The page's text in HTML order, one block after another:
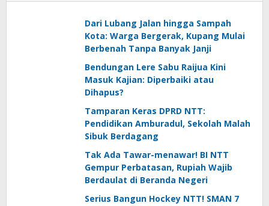
Dari Lubang Jalan hingga Sampah
Kota: Warga Bergerak, Kupang Mulai
Berbenah Tanpa Banyak Janji
Bendungan Lere Sabu Raijua Kini
Masuk Kajian: Diperbaiki atau
Dihapus?
Tamparan Keras DPRD NTT:
Pendidikan Amburadul, Sekolah Malah
Sibuk Berdagang
Tak Ada Tawar-menawar! BI NTT
Gempur Perbatasan, Rupiah Wajib
Berdaulat di Beranda Negeri
Serius Bangun Hockey NTT! SMAN 7